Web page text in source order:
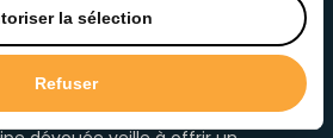
la sélection
Refuser
ENVERS
SERVICE
d’éclairage fiables et de